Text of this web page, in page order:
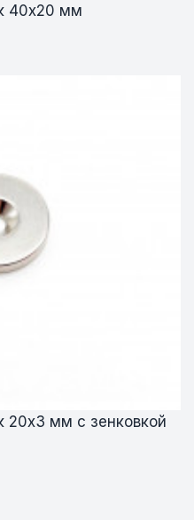
40х20 мм
20х3 мм с зенковкой